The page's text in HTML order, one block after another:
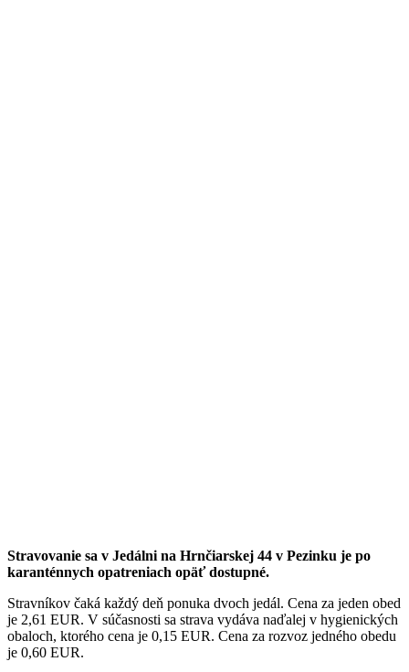
Stravovanie sa v Jedálni na Hrnčiarskej 44 v Pezinku je po
karanténnych opatreniach opäť dostupné.
Stravníkov čaká každý deň ponuka dvoch jedál. Cena za jeden obed
je 2,61 EUR. V súčasnosti sa strava vydáva naďalej v hygienických
obaloch, ktorého cena je 0,15 EUR. Cena za rozvoz jedného obedu
je 0,60 EUR.